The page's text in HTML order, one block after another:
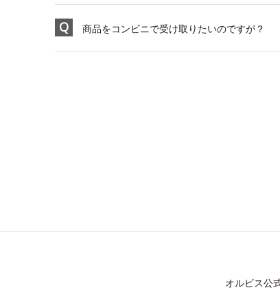
商品をコンビニで受け取りたいのですが？
オルビス公